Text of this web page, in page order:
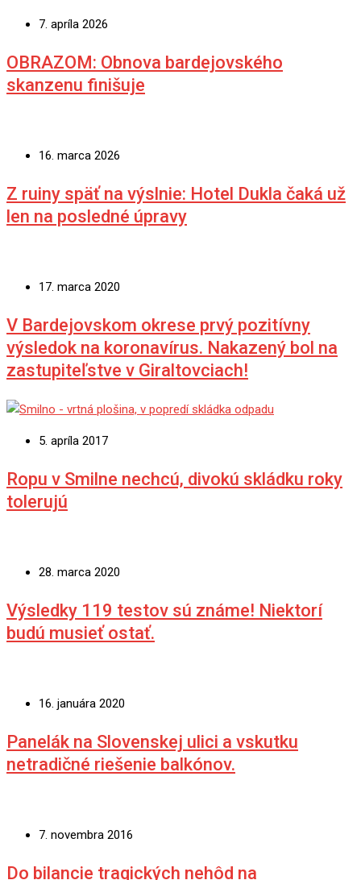
7. apríla 2026
OBRAZOM: Obnova bardejovského
skanzenu finišuje
16. marca 2026
Z ruiny späť na výslnie: Hotel Dukla čaká už
len na posledné úpravy
17. marca 2020
V Bardejovskom okrese prvý pozitívny
výsledok na koronavírus. Nakazený bol na
zastupiteľstve v Giraltovciach!
5. apríla 2017
Ropu v Smilne nechcú, divokú skládku roky
tolerujú
28. marca 2020
Výsledky 119 testov sú známe! Niektorí
budú musieť ostať.
16. januára 2020
Panelák na Slovenskej ulici a vskutku
netradičné riešenie balkónov.
7. novembra 2016
Do bilancie tragických nehôd na